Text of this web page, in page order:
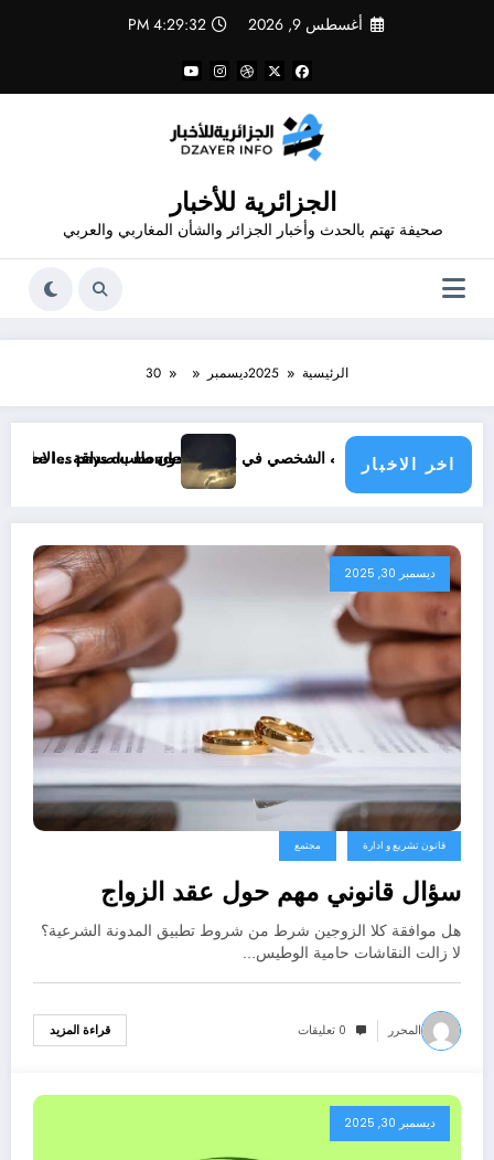
أغسطس 9, 2026 4:29:33 PM
الجزائرية للأخبار
صحيفة تهتم بالحدث وأخبار الجزائر والشأن المغاربي والعربي
الرئيسية 2025ديسمبر 30
اخر الاخبار
صداقة .. الاطلاع على محتوى صفحة شخص اغلق ملفه الشخصي في فيسبوك دون طلب صداقةclimatique menace les pays du monde
ديسمبر 30, 2025
قانون تشريع و ادارة مجتمع
سؤال قانوني مهم حول عقد الزواج
هل موافقة كلا الزوجين شرط من شروط تطبيق المدونة الشرعية؟
لا زالت النقاشات حامية الوطيس…
المحرر 0 تعليقات قراءة المزيد
ديسمبر 30, 2025